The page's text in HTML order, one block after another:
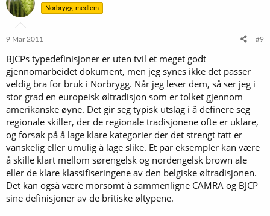
Norbrygg-medlem
9 Mar 2011 #9
BJCPs typedefinisjoner er uten tvil et meget godt
gjennomarbeidet dokument, men jeg synes ikke det passer
veldig bra for bruk i Norbrygg. Når jeg leser dem, så ser jeg i
stor grad en europeisk øltradisjon som er tolket gjennom
amerikanske øyne. Det gir seg typisk utslag i å definere seg
regionale skiller, der de regionale tradisjonene ofte er uklare,
og forsøk på å lage klare kategorier der det strengt tatt er
vanskelig eller umulig å lage slike. Et par eksempler kan være
å skille klart mellom sørengelsk og nordengelsk brown ale
eller de klare klassifiseringene av den belgiske øltradisjonen.
Det kan også være morsomt å sammenligne CAMRA og BJCP
sine definisjoner av de britiske øltypene.